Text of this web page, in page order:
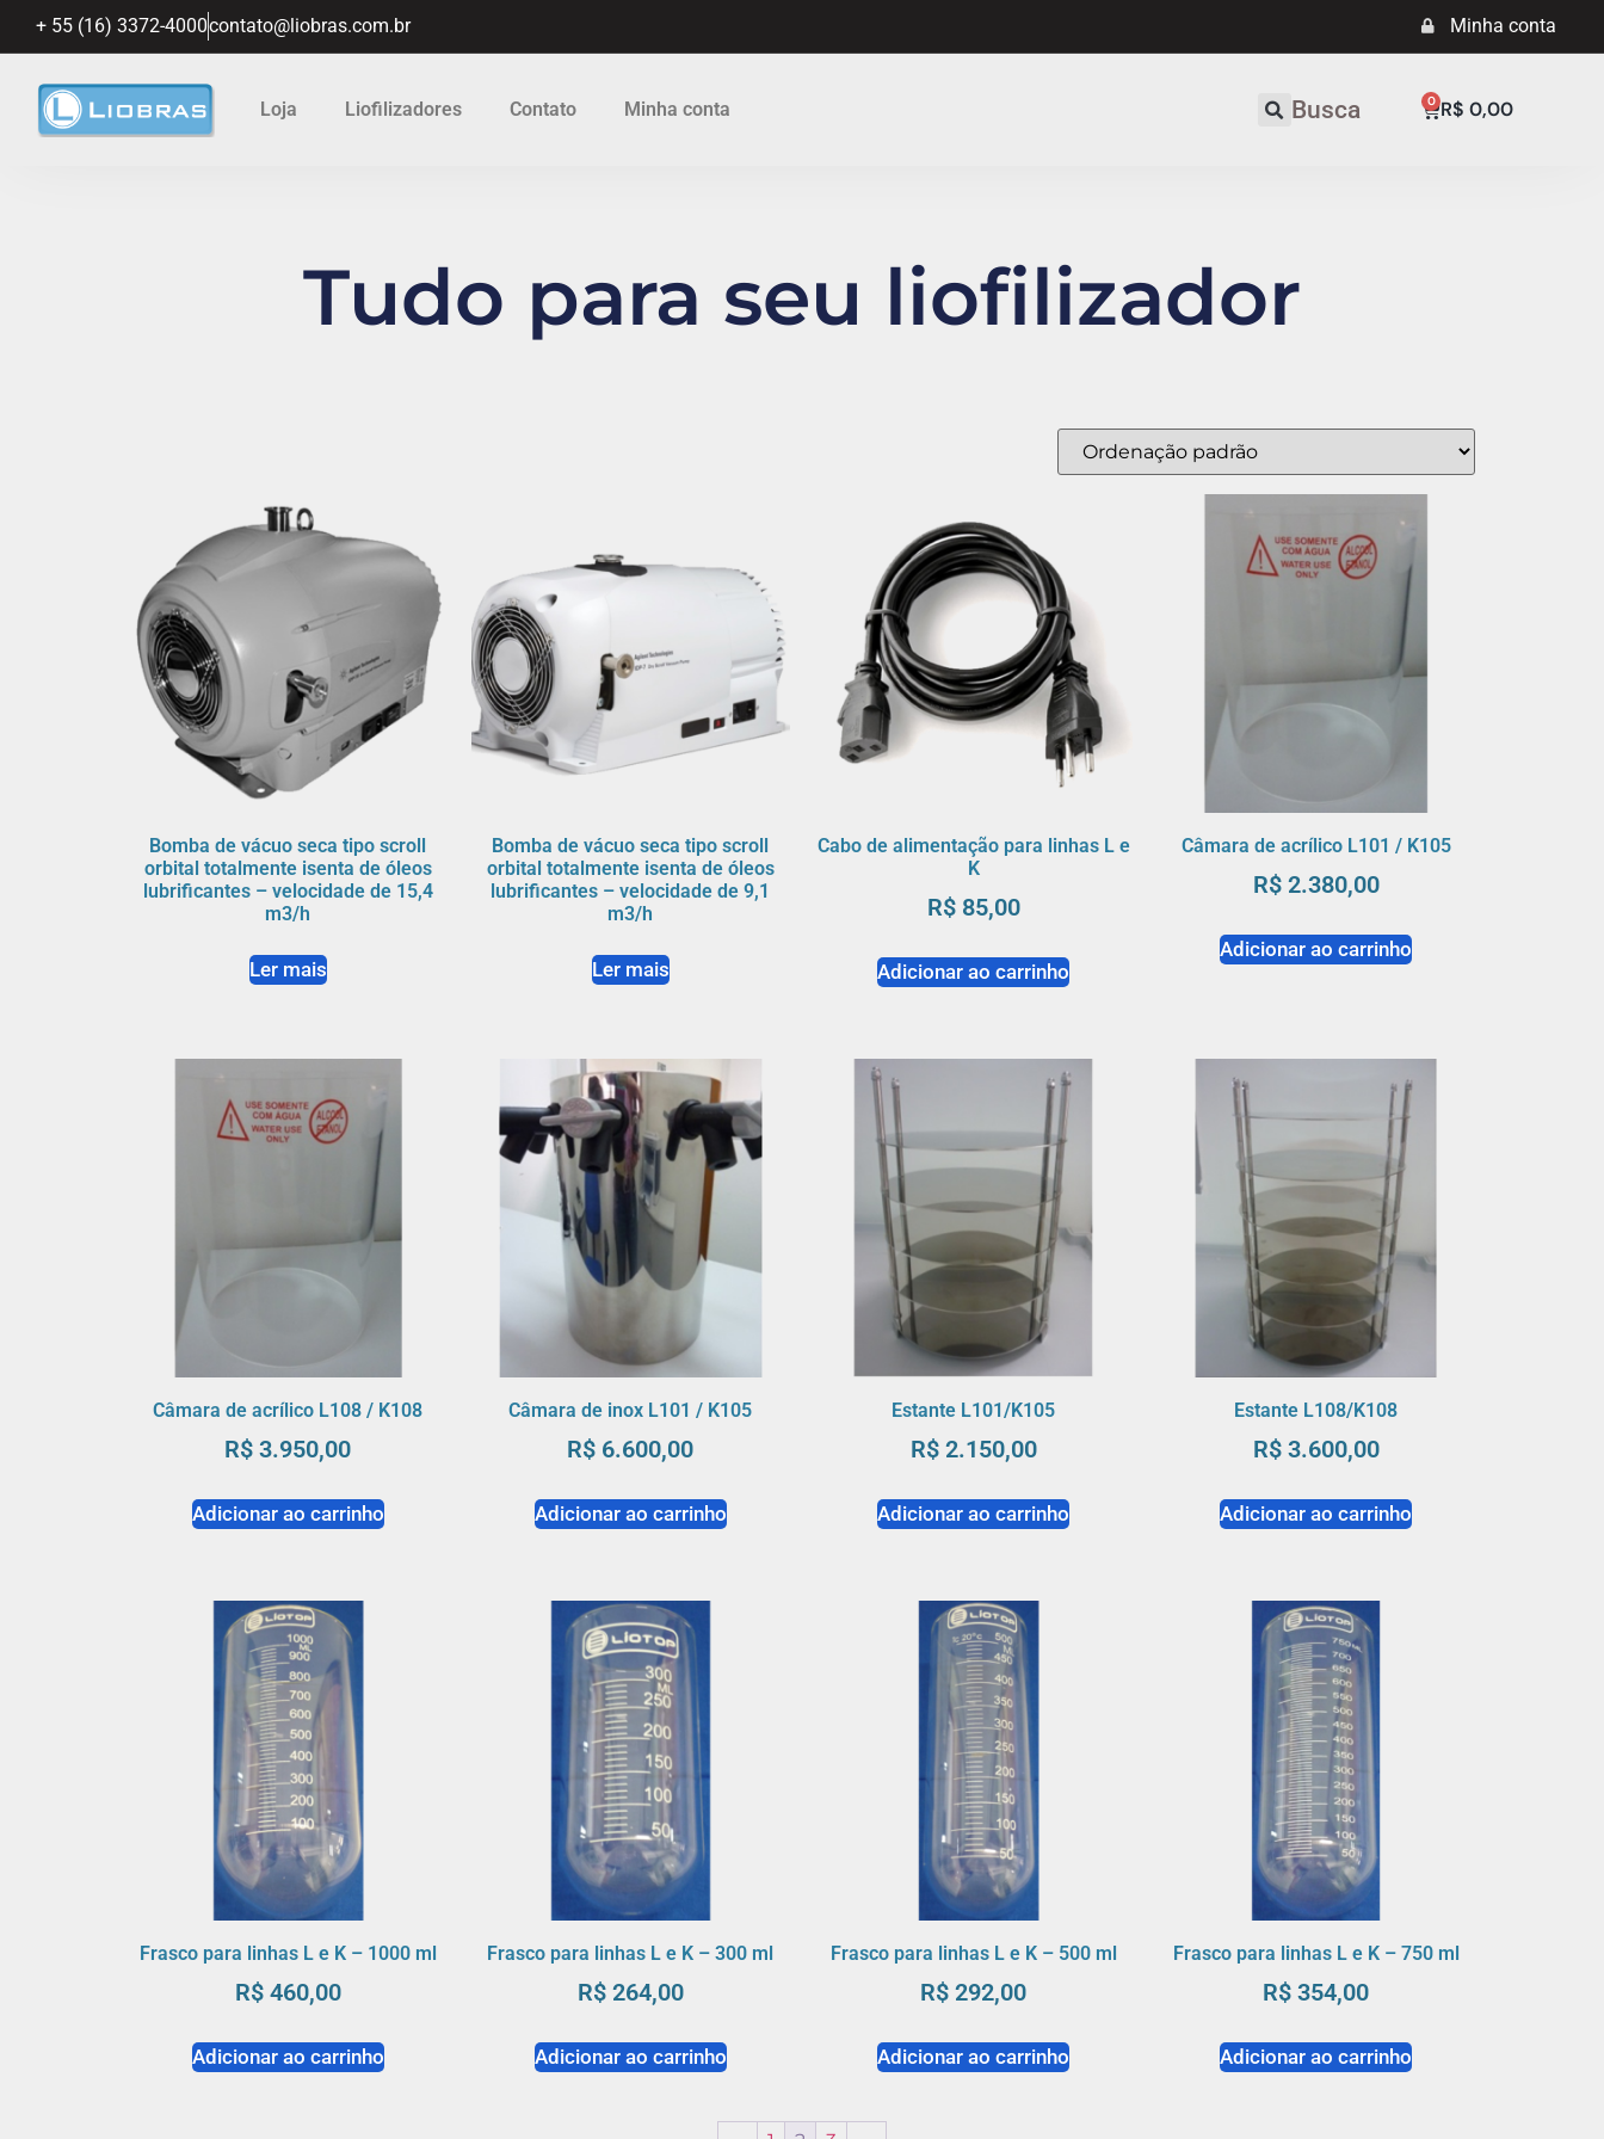
+ 55 (16) 3372-4000contato@liobras.com.br Minha conta
Loja Liofilizadores Contato Minha conta Busca R$ 0,00
0
Tudo para seu liofilizador
Bomba de vácuo seca tipo scroll
orbital totalmente isenta de óleos
lubrificantes – velocidade de 15,4
m3/h
Ler mais
Bomba de vácuo seca tipo scroll
orbital totalmente isenta de óleos
lubrificantes – velocidade de 9,1
m3/h
Ler mais
Cabo de alimentação para linhas L e
K
R$85,00
Adicionar ao carrinho
Câmara de acrílico L101 / K105
R$2.380,00
Adicionar ao carrinho
Câmara de acrílico L108 / K108
R$ 3.950,00
Adicionar ao carrinho
Câmara de inox L101 / K105
R$ 6.600,00
Adicionar ao carrinho
Estante L101/K105
R$2.150,00
Adicionar ao carrinho
Estante L108/K108
R$3.600,00
Adicionar ao carrinho
Frasco para linhas L e K – 1000 ml
R$460,00
Adicionar ao carrinho
Frasco para linhas L e K – 300 ml
R$264,00
Adicionar ao carrinho
Frasco para linhas L e K – 500 ml
R$ 292,00
Adicionar ao carrinho
Frasco para linhas L e K – 750 ml
R$ 354,00
Adicionar ao carrinho